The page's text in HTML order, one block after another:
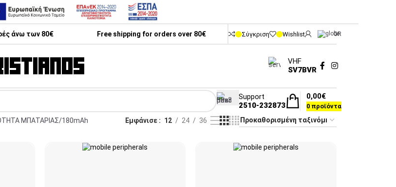
άνω των 80€ Free shipping for orders over 80€ Σύγκριση Wishlist GR
VHF
SV7BVR
Support
2510-232873
0 προϊόντα
0,00€
ΜΠΑΤΑΡΙΑΣ 180mAh Εμφάνισε 12 24 36